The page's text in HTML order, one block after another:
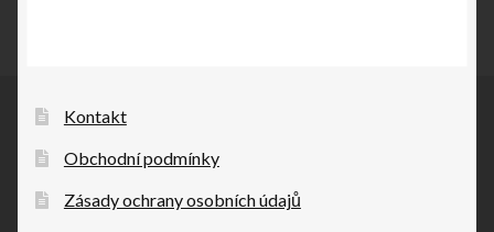
Kontakt
Obchodní podmínky
Zásady ochrany osobních údajů